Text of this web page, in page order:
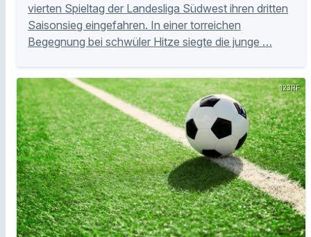
vierten Spieltag der Landesliga Südwest ihren dritten
Saisonsieg eingefahren. In einer torreichen
Begegnung bei schwüler Hitze siegte die junge …
123RF